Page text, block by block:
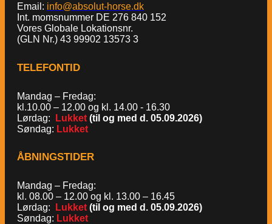
Email: info@absolut-horse.dk
Int. momsnummer DE 276 840 152
Vores Globale Lokationsnr.
(GLN Nr.) 43 99902 13573 3
TELEFONTID
Mandag – Fredag:
kl.10.00 – 12.00 og kl. 14.00 - 16.30
Lørdag:
Lukket (til og med d. 05.09.2026)
Søndag: Lukket
ÅBNINGSTIDER
Mandag – Fredag:
kl. 08.00 – 12.00 og kl. 13.00 – 16.45
Lørdag:
Lukket (til og med d. 05.09.2026)
Søndag: Lukket